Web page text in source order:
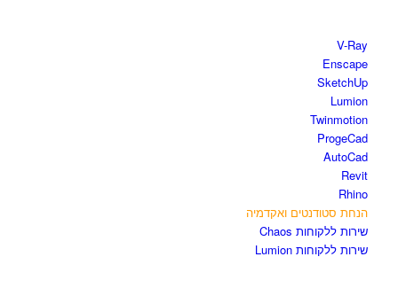
V-Ray
Enscape
SketchUp
Lumion
Twinmotion
ProgeCad
AutoCad
Revit
Rhino
הנחת סטודנטים ואקדמיה
שירות ללקוחות Chaos
שירות ללקוחות Lumion